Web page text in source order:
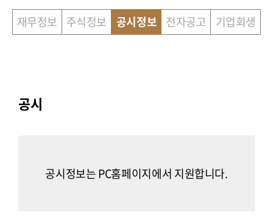
재무정보 주식정보 공시정보 전자공고 기업회생
공시
공시정보는 PC홈페이지에서 지원합니다.